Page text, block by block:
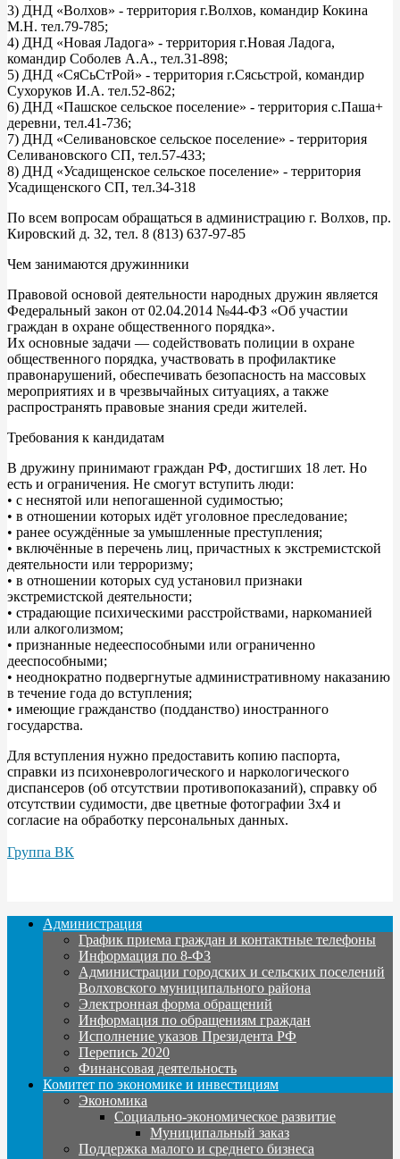
3) ДНД «Волхов» - территория г.Волхов, командир Кокина
М.Н. тел.79-785;
4) ДНД «Новая Ладога» - территория г.Новая Ладога,
командир Соболев А.А., тел.31-898;
5) ДНД «СяСьСтРой» - территория г.Сясьстрой, командир
Сухоруков И.А. тел.52-862;
6) ДНД «Пашское сельское поселение» - территория с.Паша+
деревни, тел.41-736;
7) ДНД «Селивановское сельское поселение» - территория
Селивановского СП, тел.57-433;
8) ДНД «Усадищенское сельское поселение» - территория
Усадищенского СП, тел.34-318
По всем вопросам обращаться в администрацию г. Волхов, пр.
Кировский д. 32, тел. 8 (813) 637-97-85
Чем занимаются дружинники
Правовой основой деятельности народных дружин является
Федеральный закон от 02.04.2014 №44-ФЗ «Об участии
граждан в охране общественного порядка».
Их основные задачи — содействовать полиции в охране
общественного порядка, участвовать в профилактике
правонарушений, обеспечивать безопасность на массовых
мероприятиях и в чрезвычайных ситуациях, а также
распространять правовые знания среди жителей.
Требования к кандидатам
В дружину принимают граждан РФ, достигших 18 лет. Но
есть и ограничения. Не смогут вступить люди:
• с неснятой или непогашенной судимостью;
• в отношении которых идёт уголовное преследование;
• ранее осуждённые за умышленные преступления;
• включённые в перечень лиц, причастных к экстремистской
деятельности или терроризму;
• в отношении которых суд установил признаки
экстремистской деятельности;
• страдающие психическими расстройствами, наркоманией
или алкоголизмом;
• признанные недееспособными или ограниченно
дееспособными;
• неоднократно подвергнутые административному наказанию
в течение года до вступления;
• имеющие гражданство (подданство) иностранного
государства.
Для вступления нужно предоставить копию паспорта,
справки из психоневрологического и наркологического
диспансеров (об отсутствии противопоказаний), справку об
отсутствии судимости, две цветные фотографии 3x4 и
согласие на обработку персональных данных.
Группа ВК
Администрация
График приема граждан и контактные телефоны
Информация по 8-ФЗ
Администрации городских и сельских поселений
Волховского муниципального района
Электронная форма обращений
Информация по обращениям граждан
Исполнение указов Президента РФ
Перепись 2020
Финансовая деятельность
Комитет по экономике и инвестициям
Экономика
Социально-экономическое развитие
Муниципальный заказ
Поддержка малого и среднего бизнеса